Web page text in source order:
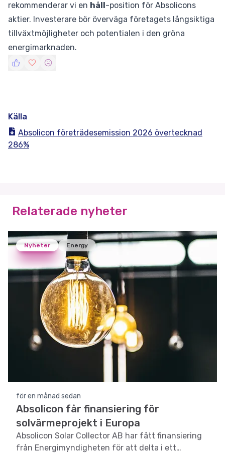
rekommenderar vi en håll-position för Absolicons
aktier. Investerare bör överväga företagets långsiktiga
tillväxtmöjligheter och potentialen i den gröna
energimarknaden.
Källa
Absolicon företrädesemission 2026 övertecknad
286%
Relaterade nyheter
Nyheter Energy
för en månad sedan
Absolicon får finansiering för
solvärmeprojekt i Europa
Absolicon Solar Collector AB har fått finansiering
från Energimyndigheten för att delta i ett